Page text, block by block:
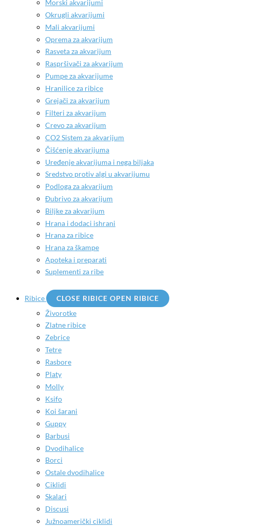
Morski akvarijumi
Okrugli akvarijumi
Mali akvarijumi
Oprema za akvarijum
Rasveta za akvarijum
Raspršivači za akvarijum
Pumpe za akvarijume
Hranilice za ribice
Grejači za akvarijum
Filteri za akvarijum
Crevo za akvarijum
CO2 Sistem za akvarijum
Čišćenje akvarijuma
Uređenje akvarijuma i nega biljaka
Sredstvo protiv algi u akvarijumu
Podloga za akvarijum
Đubrivo za akvarijum
Biljke za akvarijum
Hrana i dodaci ishrani
Hrana za ribice
Hrana za škampe
Apoteka i preparati
Suplementi za ribe
Ribice CLOSE RIBICE OPEN RIBICE
Živorotke
Zlatne ribice
Zebrice
Tetre
Rasbore
Platy
Molly
Ksifo
Koi šarani
Guppy
Barbusi
Dvodihalice
Borci
Ostale dvodihalice
Ciklidi
Skalari
Discusi
Južnoamerički ciklidi